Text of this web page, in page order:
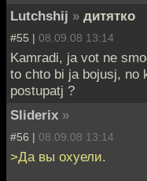
Lutchshij » дитятко
#55 | 08.09.08 13:14
Kamradi, ja vot ne
to chto bi ja bojusj, no
postupatj ?
Sliderix »
#56 | 08.09.08 13:14
>Да вы охуели.